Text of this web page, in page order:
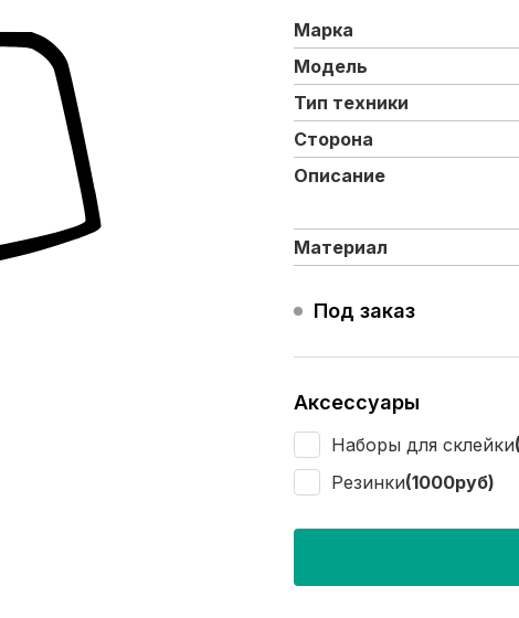
Марка
Модель
Тип техники
Сторона
Описание
Материал
Под заказ
Аксессуары
Наборы для склейки
Резинки(1000руб)